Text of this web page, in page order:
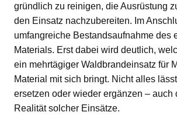
gründlich zu reinigen, die Ausrüstung
den Einsatz nachzubereiten. Im
umfangreiche Bestandsaufnahme des
Materials. Erst dabei wird deutlich,
ein mehrtägiger Waldbrandeinsatz für
Material mit sich bringt. Nicht alles
ersetzen oder wieder ergänzen – auch
Realität solcher Einsätze.